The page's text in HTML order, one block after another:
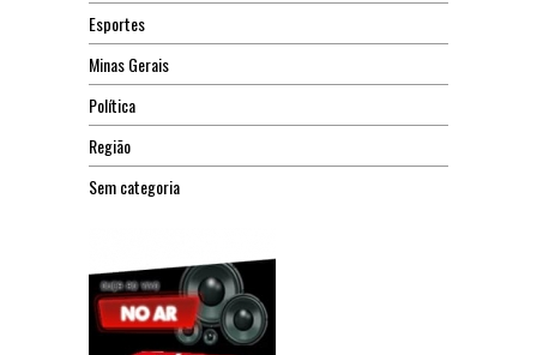
Esportes
Minas Gerais
Política
Região
Sem categoria